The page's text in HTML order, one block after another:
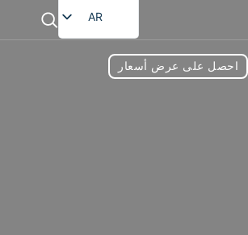
AR
EN
احصل على عرض أسعار